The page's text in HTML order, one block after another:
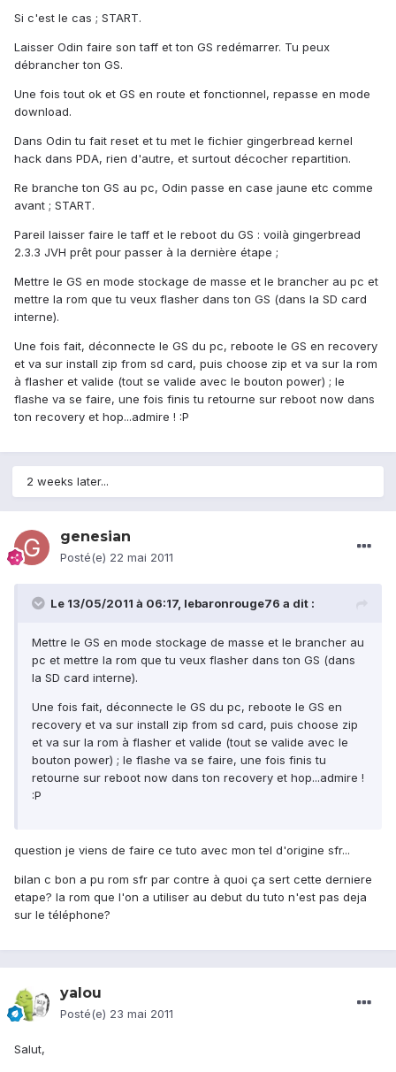
Si c'est le cas ; START.
Laisser Odin faire son taff et ton GS redémarrer. Tu peux
débrancher ton GS.
Une fois tout ok et GS en route et fonctionnel, repasse en mode
download.
Dans Odin tu fait reset et tu met le fichier gingerbread kernel
hack dans PDA, rien d'autre, et surtout décocher repartition.
Re branche ton GS au pc, Odin passe en case jaune etc comme
avant ; START.
Pareil laisser faire le taff et le reboot du GS : voilà gingerbread
2.3.3 JVH prêt pour passer à la dernière étape ;
Mettre le GS en mode stockage de masse et le brancher au pc et
mettre la rom que tu veux flasher dans ton GS (dans la SD card
interne).
Une fois fait, déconnecte le GS du pc, reboote le GS en recovery
et va sur install zip from sd card, puis choose zip et va sur la rom
à flasher et valide (tout se valide avec le bouton power) ; le
flashe va se faire, une fois finis tu retourne sur reboot now dans
ton recovery et hop...admire ! :P
2 weeks later...
genesian
Posté(e) 22 mai 2011
Le 13/05/2011 à 06:17, lebaronrouge76 a dit :
Mettre le GS en mode stockage de masse et le brancher au
pc et mettre la rom que tu veux flasher dans ton GS (dans
la SD card interne).
Une fois fait, déconnecte le GS du pc, reboote le GS en
recovery et va sur install zip from sd card, puis choose zip
et va sur la rom à flasher et valide (tout se valide avec le
bouton power) ; le flashe va se faire, une fois finis tu
retourne sur reboot now dans ton recovery et hop...admire !
:P
question je viens de faire ce tuto avec mon tel d'origine sfr...
bilan c bon a pu rom sfr par contre à quoi ça sert cette derniere
etape? la rom que l'on a utiliser au debut du tuto n'est pas deja
sur le téléphone?
yalou
Posté(e) 23 mai 2011
Salut,